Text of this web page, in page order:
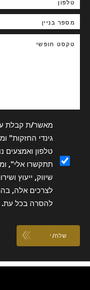
מאשר/ת קבלת
טלפון
תתקשרו אלי",
שיווק, ייעוץ
לצרכים אלה,
להסרה בכל עת.
שלח/י